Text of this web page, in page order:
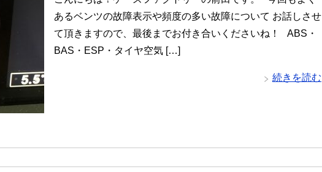
あるベンツの故障表示や頻度の多い故障について お話しさせ
て頂きますので、最後までお付き合いくださいね！ ABS・
BAS・ESP・タイヤ空気 […]
続きを読む